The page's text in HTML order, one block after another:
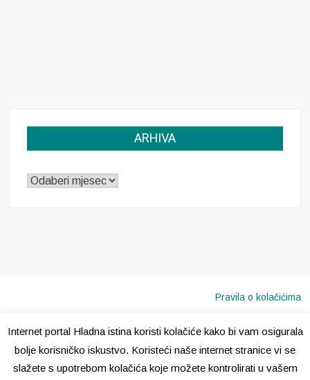
ARHIVA
ARHIVA
Pravila o kolačićima
Internet portal Hladna istina koristi kolačiće kako bi vam osigurala
bolje korisničko iskustvo. Koristeći naše internet stranice vi se
slažete s upotrebom kolačića koje možete kontrolirati u vašem
Copyright © 2020 · Sva prava pridržana · Hladna Istina